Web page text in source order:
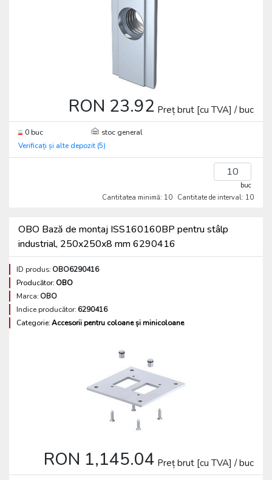
RON 23.92 Preț brut [cu TVA] / buc
0 buc
stoc general
Verificați și alte depozit (5)
buc
Cantitatea minimă: 10 Cantitate de interval: 10
OBO Bază de montaj ISS160160BP pentru stâlp
industrial, 250x250x8 mm 6290416
ID produs: OBO6290416
Producător: OBO
Marca: OBO
Indice producător: 6290416
Categorie:Accesorii pentru coloane și minicoloane
RON 1,145.04 Preț brut [cu TVA] / buc